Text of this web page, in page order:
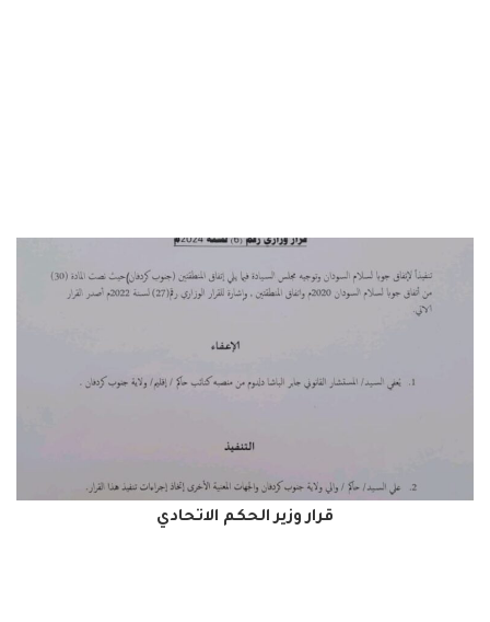
قرار وزير الحكم الاتحادي